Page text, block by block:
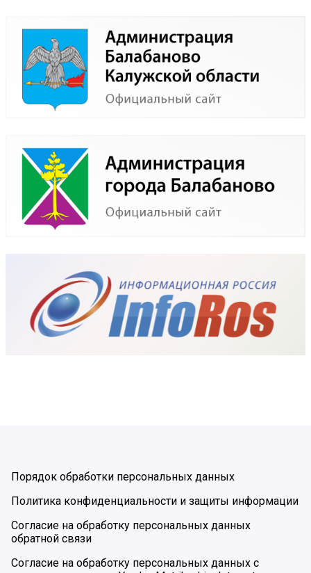
Порядок обработки персональных данных
Политика конфиденциальности и защиты информации
Согласие на обработку персональных данных
обратной связи
Согласие на обработку персональных данных с